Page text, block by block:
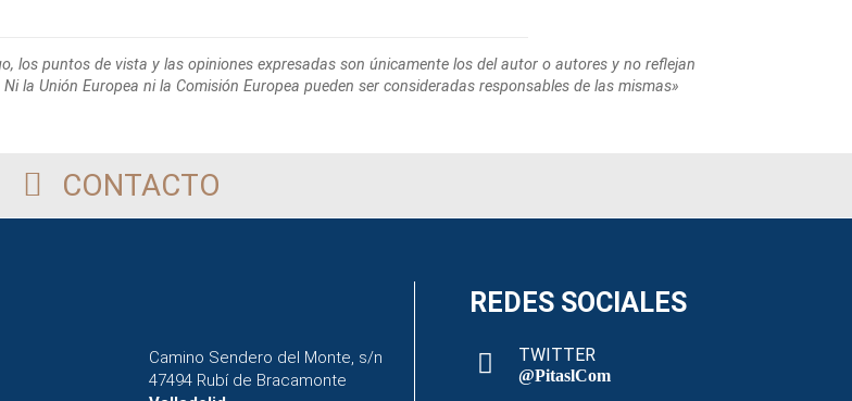
los puntos de vista y las opiniones expresadas son únicamente los del autor o autores y no reflejan
la Unión Europea ni la Comisión Europea pueden ser consideradas responsables de las mismas»
CONTACTO
Camino Sendero del Monte, s/n
47494 Rubí de Bracamonte
REDES SOCIALES
TWITTER
@PitaslCom